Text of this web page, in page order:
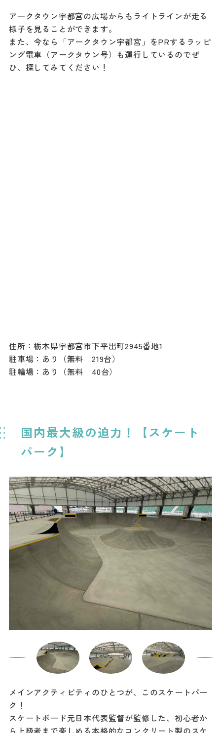
アークタウン宇都宮の広場からもライトラインが走る
様子を見ることができます。
また、今なら「アークタウン宇都宮」をPRするラッピ
ング電車（アークタウン号）も運行しているのでぜ
ひ、探してみてください！
住所：栃木県宇都宮市下平出町2945番地1
駐車場：あり（無料 219台）
駐輪場：あり（無料 40台）
国内最大級の迫力！【スケート
パーク】
メインアクティビティのひとつが、このスケートパー
ク！
スケートボード元日本代表監督が監修した、初心者か
ら上級者まで楽しめる本格的なコンクリート製のスケ